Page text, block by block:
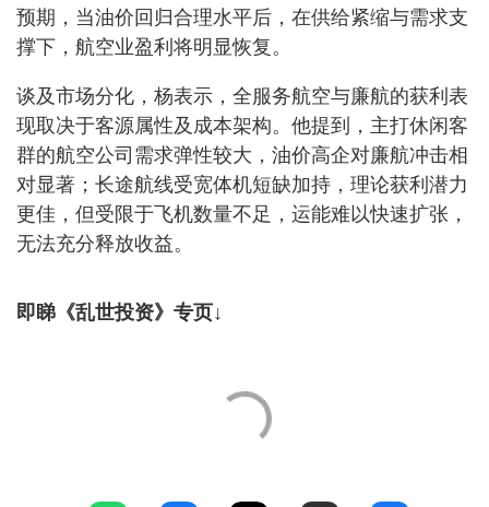
预期，当油价回归合理水平后，在供给紧缩与需求支
撑下，航空业盈利将明显恢复。
谈及市场分化，杨表示，全服务航空与廉航的获利表
现取决于客源属性及成本架构。他提到，主打休闲客
群的航空公司需求弹性较大，油价高企对廉航冲击相
对显著；长途航线受宽体机短缺加持，理论获利潜力
更佳，但受限于飞机数量不足，运能难以快速扩张，
无法充分释放收益。
即睇《乱世投资》专页↓